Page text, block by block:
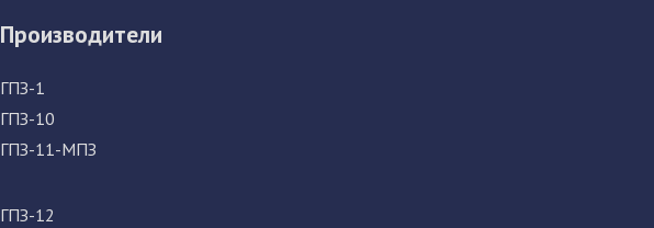
Производители
ГПЗ-1
ГПЗ-10
ГПЗ-11-МПЗ
ГПЗ-12